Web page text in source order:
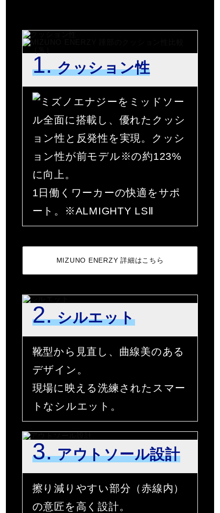
カンボジア製
約415g（26.0cm片方）
PUスポンジ＋合成繊維
■抗菌防臭加工メッシュ（取り外し可）
シューズ幅
■シューズサイズの計測方法はこちら
ソール特徴
サステナビリティ
材料：
アッパー本体の人工皮革基布に90％以上のリサイクル素材
を使用。
アッパー本体裏地のテキスタイルに90％以上のリサイクル
発売シーズン
2026年春夏
1.クッション性
をミッドソー
ル全面に搭載し、優れたクッシ
ョン性と反発性を実現。クッシ
ョン性が前モデル※の約123%
に向上。
1日働くワーカーの快適をサポ
ート。※ALMIGHTY LSⅡ
MIZUNO ENERZY 詳細はこちら
2.シルエット
靴型から見直し、曲線美のある
デザイン。
現場に映える洗練されたスマー
トなシルエット。
3.アウトソール設計
擦り減りやすい部分（赤線内）
の意匠を高く設計。